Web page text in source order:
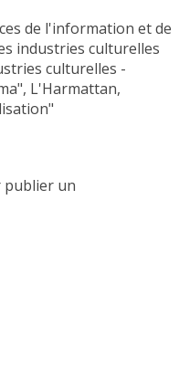
de l'information et de
industries culturelles
culturelles -
L'Harmattan,
publier un